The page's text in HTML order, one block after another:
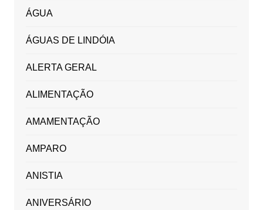
ÁGUA
ÁGUAS DE LINDÓIA
ALERTA GERAL
ALIMENTAÇÃO
AMAMENTAÇÃO
AMPARO
ANISTIA
ANIVERSÁRIO